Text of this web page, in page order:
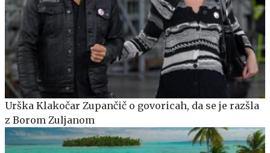
Urška Klakočar Zupančič o govoricah, da se je razšla
z Borom Zuljanom